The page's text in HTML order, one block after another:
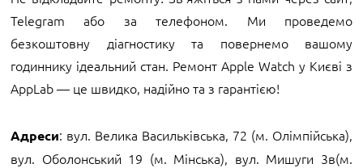
Telegram або за телефоном. Ми проведемо
безкоштовну діагностику та повернемо вашому
годиннику ідеальний стан. Ремонт Apple Watch у Києві з
AppLab — це швидко, надійно та з гарантією!
Адреси: вул. Велика Васильківська, 72 (м. Олімпійська),
вул. Оболонський 19 (м. Мінська), вул. Мишуги 3в(м.